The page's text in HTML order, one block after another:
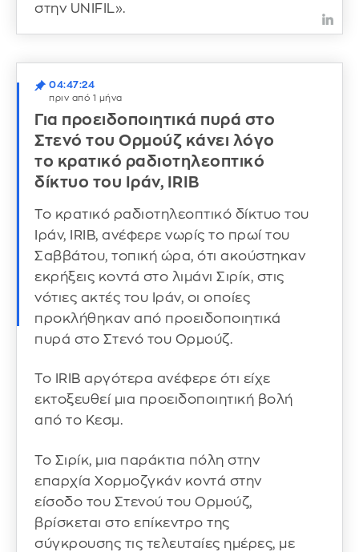
στην UNIFIL».
04:47:24
πριν από 1 μήνα
Για προειδοποιητικά πυρά στο
Στενό του Ορμούζ κάνει λόγο
το κρατικό ραδιοτηλεοπτικό
δίκτυο του Ιράν, IRIB
Το κρατικό ραδιοτηλεοπτικό δίκτυο του
Ιράν, IRIB, ανέφερε νωρίς το πρωί του
Σαββάτου, τοπική ώρα, ότι ακούστηκαν
εκρήξεις κοντά στο λιμάνι Σιρίκ, στις
νότιες ακτές του Ιράν, οι οποίες
προκλήθηκαν από προειδοποιητικά
πυρά στο Στενό του Ορμούζ.
Το IRIB αργότερα ανέφερε ότι είχε
εκτοξευθεί μια προειδοποιητική βολή
από το Κεσμ.
Το Σιρίκ, μια παράκτια πόλη στην
επαρχία Χορμοζγκάν κοντά στην
είσοδο του Στενού του Ορμούζ,
βρίσκεται στο επίκεντρο της
σύγκρουσης τις τελευταίες ημέρες, με